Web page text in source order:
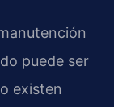
puede ser
existen